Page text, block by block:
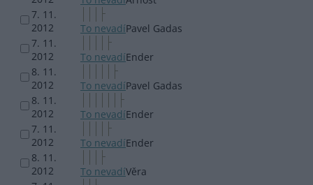
7. 11.
2012
To nevadíPavel Gadas
7. 11.
2012
To nevadíEnder
8. 11.
2012
To nevadíPavel Gadas
8. 11.
2012
To nevadíEnder
7. 11.
2012
To nevadíEnder
8. 11.
2012
To nevadíVěra